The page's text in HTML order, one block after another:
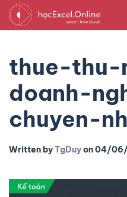
thue-thu-
doanh-
chuyen-
Written byTgDuyon04/06/